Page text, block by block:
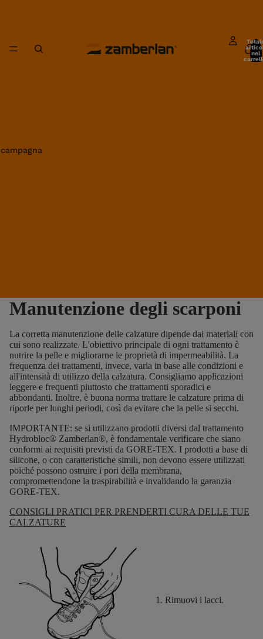
nel
Manutenzione degli scarponi
La corretta manutenzione delle calzature dipende dai materiali con
cui sono realizzate. L'obiettivo principale di ogni trattamento è
nutrire la pelle e migliorarne le proprietà di impermeabilità. La
frequenza dei trattamenti, invece, varia in base alle condizioni e
all'intensità di utilizzo della calzatura. Consigliamo applicazioni
leggere e frequenti piuttosto che trattamenti sporadici e
abbondanti. Inoltre, è buona norma trattare le calzature prima di
riporle per lunghi periodi, così da evitare che la pelle si secchi.
IMPORTANTE: se si utilizzano prodotti diversi dal trattamento
Hydrobloc® Zamberlan®, è fondamentale verificare che siano
conformi ai requisiti previsti da GORE-TEX. I prodotti a base di
silicone, o con caratteristiche simili, non devono essere utilizzati
poiché possono ostruire i pori della membrana,
compromettendone la traspirabilità e invalidando la garanzia
GORE-TEX.
CONSIGLI PRATICI PER PRENDERTI CURA DELLE TUE
CALZATURE
1. Rimuovi i lacci.